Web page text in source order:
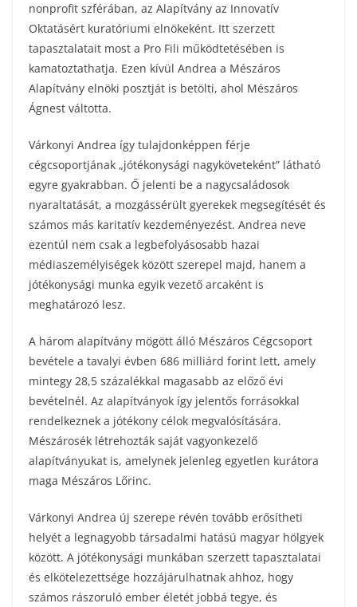
nonprofit szférában, az Alapítvány az Innovatív
Oktatásért kuratóriumi elnökeként. Itt szerzett
tapasztalatait most a Pro Fili működtetésében is
kamatoztathatja. Ezen kívül Andrea a Mészáros
Alapítvány elnöki posztját is betölti, ahol Mészáros
Ágnest váltotta.
Várkonyi Andrea így tulajdonképpen férje
cégcsoportjának „jótékonysági nagyköveteként” látható
egyre gyakrabban. Ő jelenti be a nagycsaládosok
nyaraltatását, a mozgássérült gyerekek megsegítését és
számos más karitatív kezdeményezést. Andrea neve
ezentúl nem csak a legbefolyásosabb hazai
médiaszemélyiségek között szerepel majd, hanem a
jótékonysági munka egyik vezető arcaként is
meghatározó lesz.
A három alapítvány mögött álló Mészáros Cégcsoport
bevétele a tavalyi évben 686 milliárd forint lett, amely
mintegy 28,5 százalékkal magasabb az előző évi
bevételnél. Az alapítványok így jelentős forrásokkal
rendelkeznek a jótékony célok megvalósítására.
Mészárosék létrehozták saját vagyonkezelő
alapítványukat is, amelynek jelenleg egyetlen kurátora
maga Mészáros Lőrinc.
Várkonyi Andrea új szerepe révén tovább erősítheti
helyét a legnagyobb társadalmi hatású magyar hölgyek
között. A jótékonysági munkában szerzett tapasztalatai
és elkötelezettsége hozzájárulhatnak ahhoz, hogy
számos rászoruló ember életét jobbá tegye, és